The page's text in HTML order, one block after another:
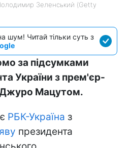
Зеленський (Getty
шум! Читай тільки суть з
за підсумками
України з прем'єр-
Джуро Мацутом.
РБК-Україна з
президента